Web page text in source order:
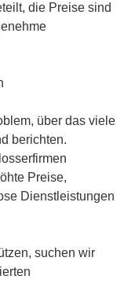
die Preise sind
über das viele
berichten.
Preise,
Dienstleistungen
suchen wir